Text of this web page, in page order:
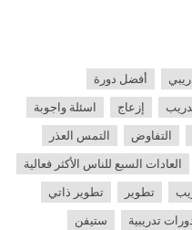
أفضل دورة
إزعاج اسئلة واجوبة
التفاوض التمس العذر
العادات السبع للناس الأكثر فعالية
تطوير تطوير ذاتي
تدريبية ستيفن